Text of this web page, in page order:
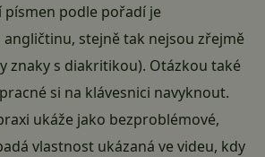
písmen podle pořadí je
stejně tak nejsou zřejmě
znaky s diakritikou). Otázkou také
si na klávesnici navyknout.
ukáže jako bezproblémové,
vlastnost ukázaná ve videu, kdy